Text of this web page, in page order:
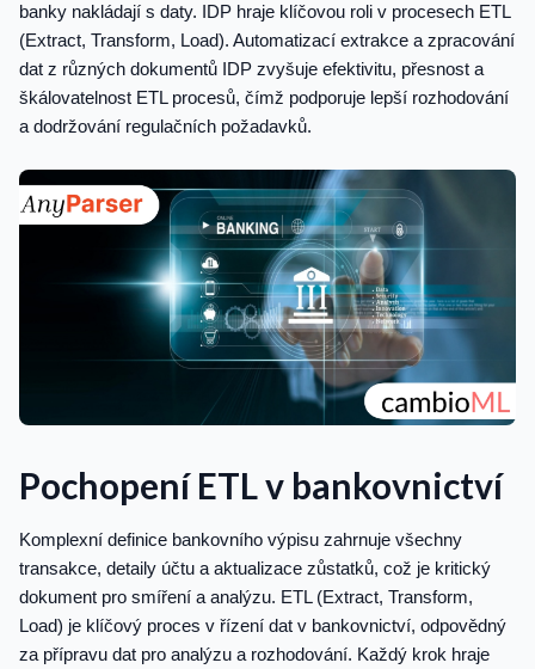
banky nakládají s daty. IDP hraje klíčovou roli v procesech ETL
(Extract, Transform, Load). Automatizací extrakce a zpracování
dat z různých dokumentů IDP zvyšuje efektivitu, přesnost a
škálovatelnost ETL procesů, čímž podporuje lepší rozhodování
a dodržování regulačních požadavků.
Pochopení ETL v bankovnictví
Komplexní definice bankovního výpisu zahrnuje všechny
transakce, detaily účtu a aktualizace zůstatků, což je kritický
dokument pro smíření a analýzu. ETL (Extract, Transform,
Load) je klíčový proces v řízení dat v bankovnictví, odpovědný
za přípravu dat pro analýzu a rozhodování. Každý krok hraje